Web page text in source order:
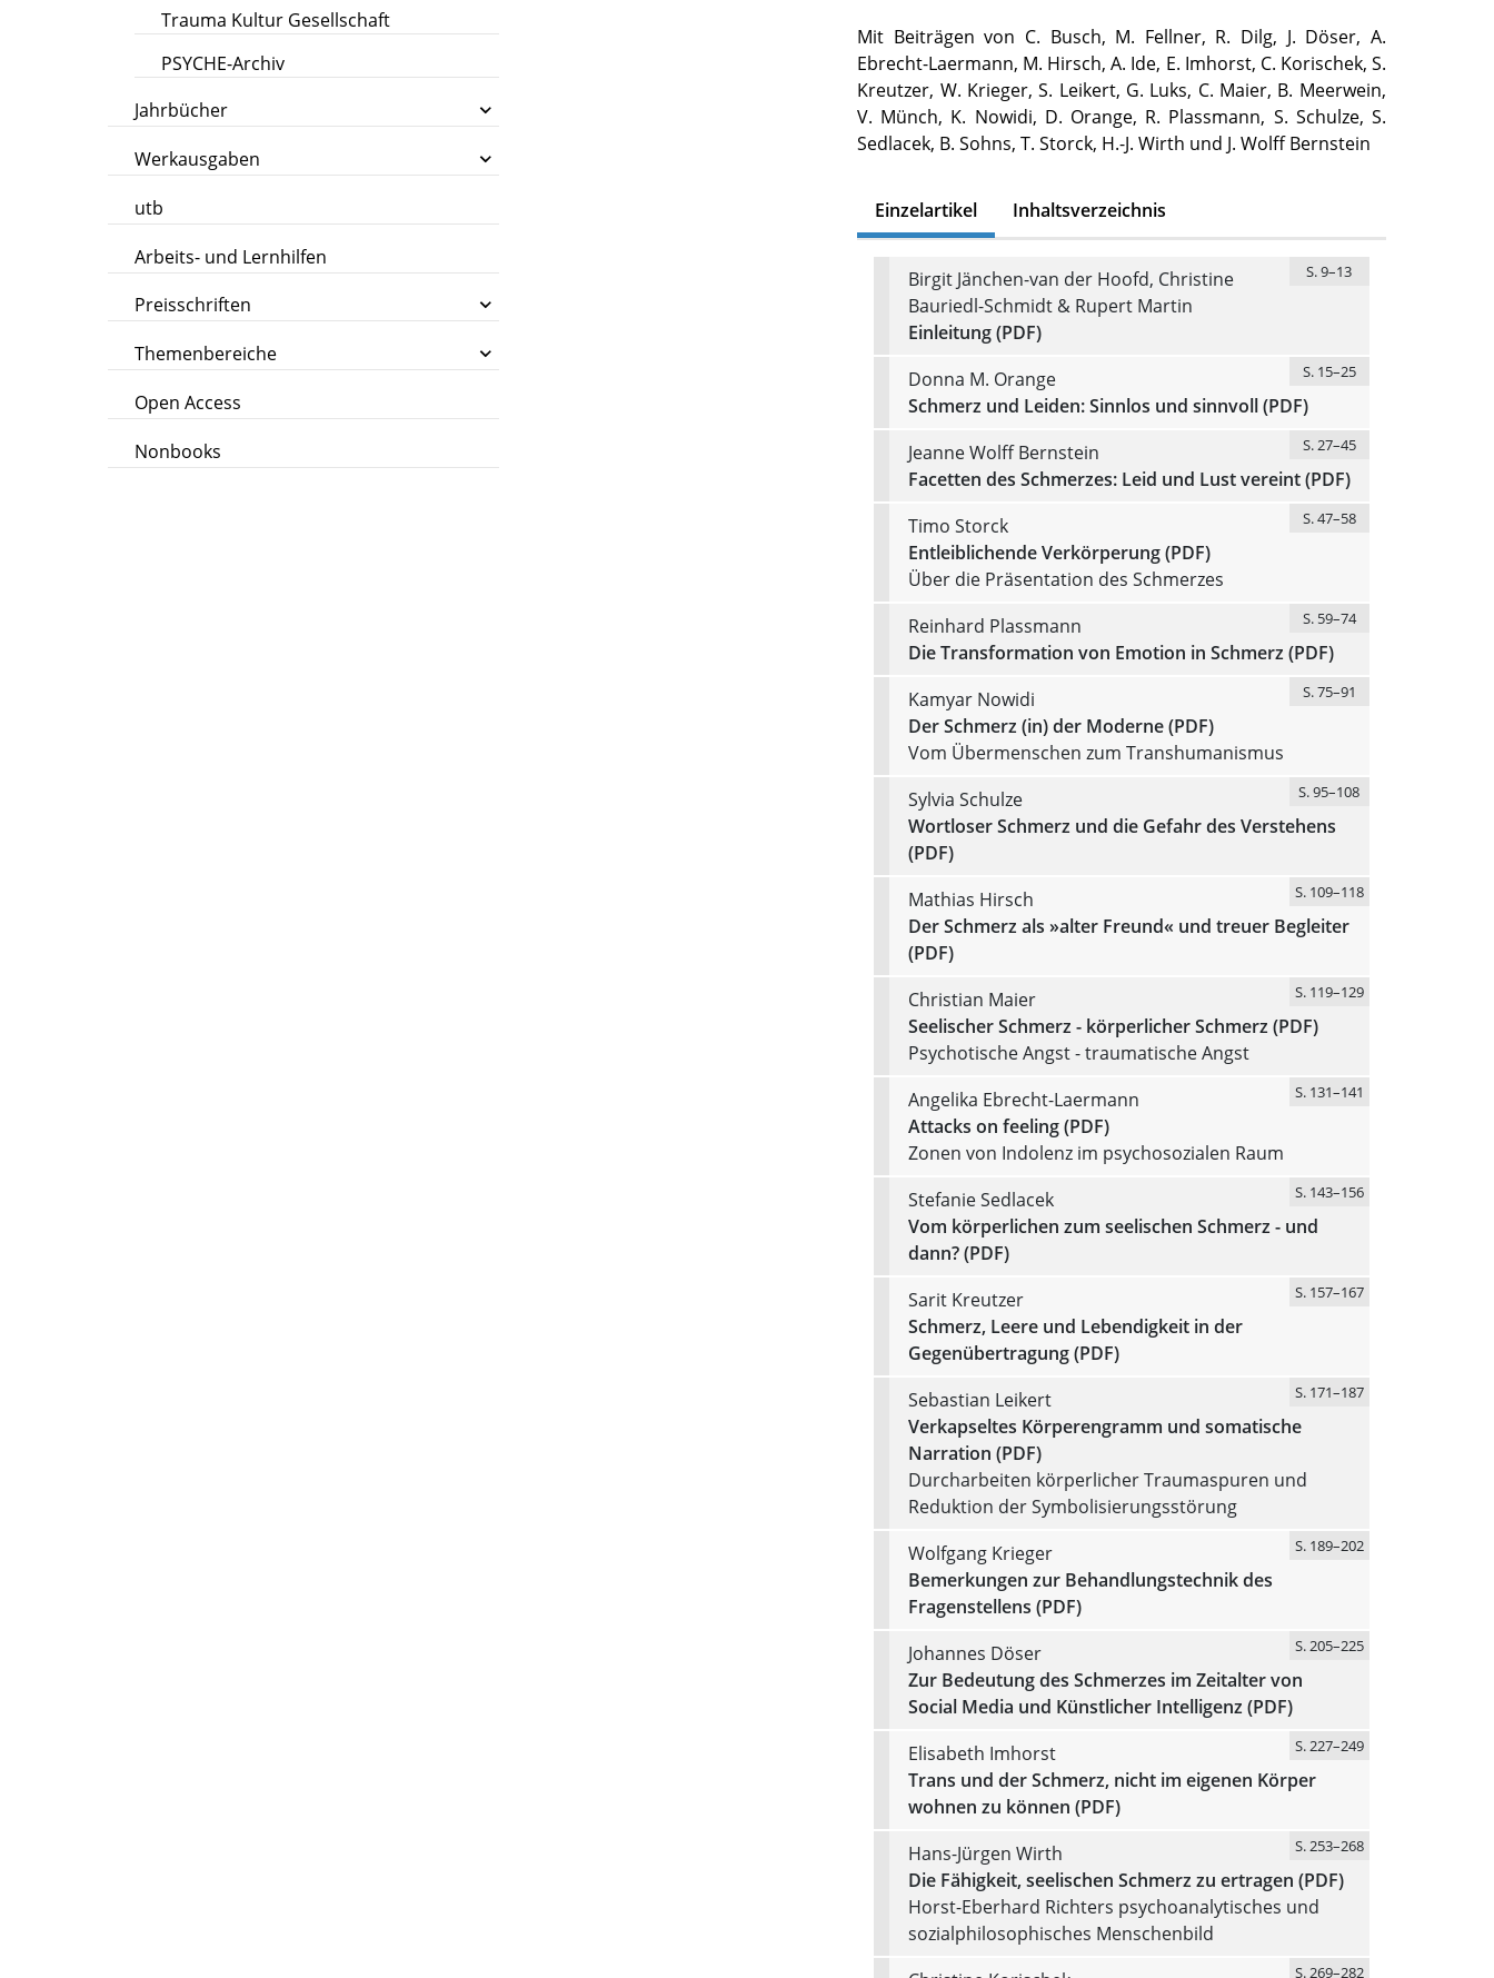
Trauma Kultur Gesellschaft
PSYCHE-Archiv
Jahrbücher
Werkausgaben
utb
Arbeits- und Lernhilfen
Preisschriften
Themenbereiche
Open Access
Nonbooks
Mit Beiträgen von C. Busch, M. Fellner, R. Dilg, J. Döser, A.
Ebrecht-Laermann, M. Hirsch, A. Ide, E. Imhorst, C. Korischek, S.
Kreutzer, W. Krieger, S. Leikert, G. Luks, C. Maier, B. Meerwein,
V. Münch, K. Nowidi, D. Orange, R. Plassmann, S. Schulze, S.
Sedlacek, B. Sohns, T. Storck, H.-J. Wirth und J. Wolff Bernstein
Einzelartikel Inhaltsverzeichnis
Birgit Jänchen-van der Hoofd, Christine
Bauriedl-Schmidt & Rupert Martin
S. 9–13
Einleitung (PDF)
Donna M. Orange
S. 15–25
Schmerz und Leiden: Sinnlos und sinnvoll (PDF)
Jeanne Wolff Bernstein
S. 27–45
Facetten des Schmerzes: Leid und Lust vereint (PDF)
Timo Storck
S. 47–58
Entleiblichende Verkörperung (PDF)
Über die Präsentation des Schmerzes
Reinhard Plassmann
S. 59–74
Die Transformation von Emotion in Schmerz (PDF)
Kamyar Nowidi
S. 75–91
Der Schmerz (in) der Moderne (PDF)
Vom Übermenschen zum Transhumanismus
Sylvia Schulze
S. 95–108
Wortloser Schmerz und die Gefahr des Verstehens
(PDF)
Mathias Hirsch
S. 109–118
Der Schmerz als »alter Freund« und treuer Begleiter
(PDF)
Christian Maier
S. 119–129
Seelischer Schmerz - körperlicher Schmerz (PDF)
Psychotische Angst - traumatische Angst
Angelika Ebrecht-Laermann
S. 131–141
Attacks on feeling (PDF)
Zonen von Indolenz im psychosozialen Raum
Stefanie Sedlacek
S. 143–156
Vom körperlichen zum seelischen Schmerz - und
dann? (PDF)
Sarit Kreutzer
S. 157–167
Schmerz, Leere und Lebendigkeit in der
Gegenübertragung (PDF)
Sebastian Leikert
S. 171–187
Verkapseltes Körperengramm und somatische
Narration (PDF)
Durcharbeiten körperlicher Traumaspuren und
Reduktion der Symbolisierungsstörung
Wolfgang Krieger
S. 189–202
Bemerkungen zur Behandlungstechnik des
Fragenstellens (PDF)
Johannes Döser
S. 205–225
Zur Bedeutung des Schmerzes im Zeitalter von
Social Media und Künstlicher Intelligenz (PDF)
Elisabeth Imhorst
S. 227–249
Trans und der Schmerz, nicht im eigenen Körper
wohnen zu können (PDF)
Hans-Jürgen Wirth
S. 253–268
Die Fähigkeit, seelischen Schmerz zu ertragen (PDF)
Horst-Eberhard Richters psychoanalytisches und
sozialphilosophisches Menschenbild
S. 269–282